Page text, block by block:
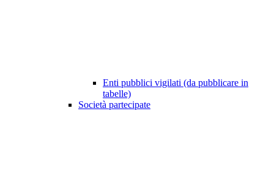
Enti pubblici vigilati (da pubblicare in
tabelle)
Società partecipate